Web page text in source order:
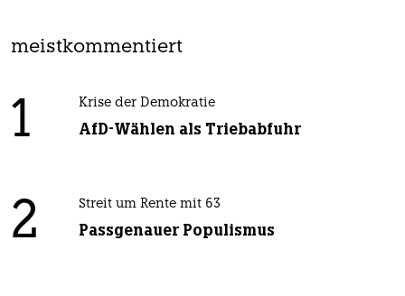
meistkommentiert
1 Krise der Demokratie
AfD-Wählen als Triebabfuhr
2 Streit um Rente mit 63
Passgenauer Populismus